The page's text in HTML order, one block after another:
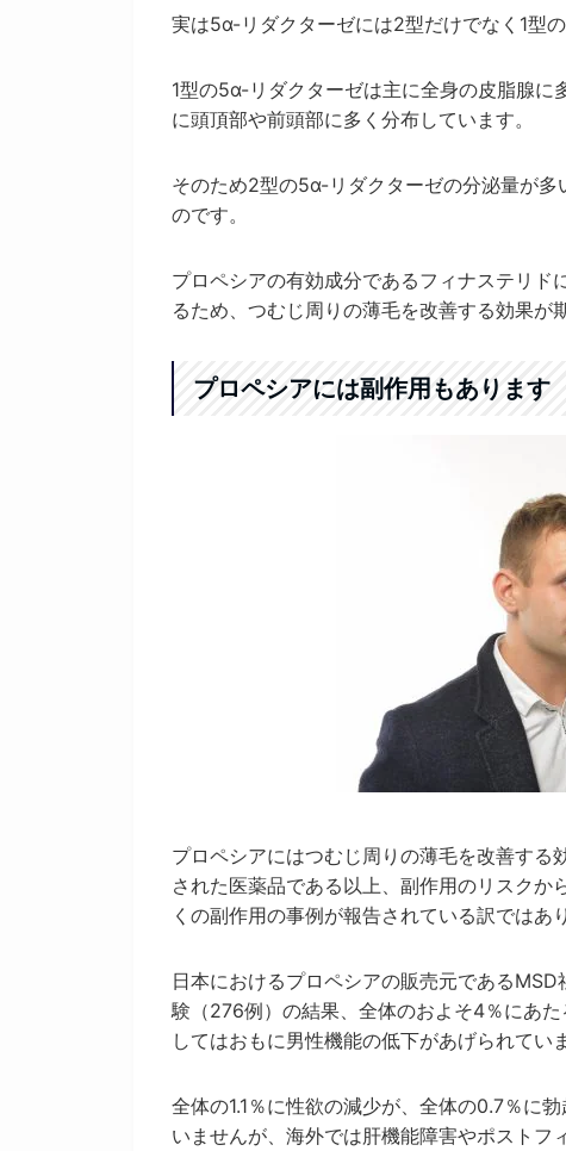
実は5α-リダクターゼには2型だけでなく1型
1型の5α-リダクターゼは主に全身の皮脂腺
に頭頂部や前頭部に多く分布しています。
そのため2型の5α-リダクターゼの分泌量が
のです。
プロペシアの有効成分であるフィナステリ
るため、つむじ周りの薄毛を改善する効果が
プロペシアには副作用もあります
プロペシアにはつむじ周りの薄毛を改善す
された医薬品である以上、副作用のリスク
くの副作用の事例が報告されている訳ではあ
日本におけるプロペシアの販売元である
験（276例）の結果、全体のおよそ4％にあ
してはおもに男性機能の低下があげられていま
全体の1.1％に性欲の減少が、全体の0.7％に
いませんが、海外では肝機能障害やポストフ